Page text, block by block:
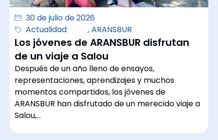
30 de julio de 2026
Actualidad
, ARANSBUR
Los jóvenes de ARANSBUR disfrutan
de un viaje a Salou
Después de un año lleno de ensayos,
representaciones, aprendizajes y muchos
momentos compartidos, los jóvenes de
ARANSBUR han disfrutado de un merecido viaje a
Salou,…